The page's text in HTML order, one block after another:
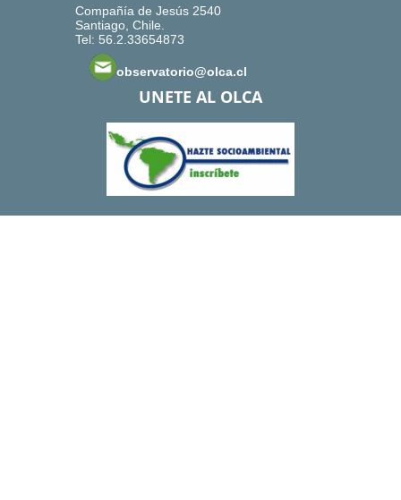
Compañía de Jesús 2540
Santiago, Chile.
Tel: 56.2.33654873
observatorio@olca.cl
UNETE AL OLCA